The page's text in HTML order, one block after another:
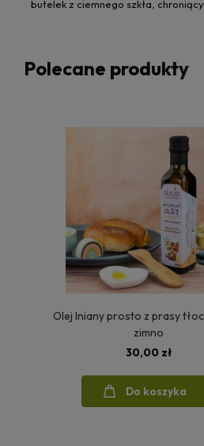
butelek z ciemnego szkła,
Polecane produkty
Olej lniany prosto z prasy
zimno
30,00 zł
Do koszyka